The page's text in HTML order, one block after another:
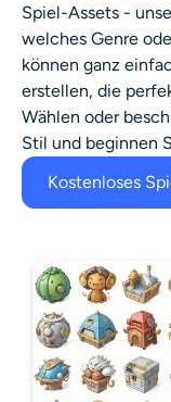
Spiel-Assets -
welches Genre
können ganz
erstellen, die
Wählen oder
Stil und beginnen
Kostenloses